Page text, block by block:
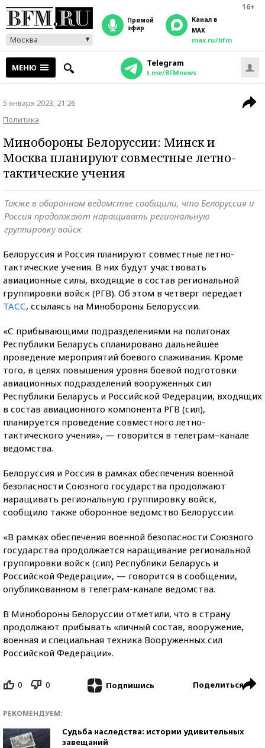
16+
Москва
прямой
эфир
Канал в
MAX
max.ru/bfm
МЕНЮ Telegram
t.me/BFMnews
5 января 2023, 21:26
Политика
Минобороны Белоруссии: Минск и
Москва планируют совместные летно-
тактические учения
Также в оборонном ведомстве сообщили, что Белоруссия и
Россия продолжают наращивать региональную
группировку войск
Белоруссия и Россия планируют совместные летно-
тактические учения. В них будут участвовать
авиационные силы, входящие в состав региональной
группировки войск (РГВ). Об этом в четверг передает
ТАСС, ссылаясь на Минобороны Белоруссии.
«С прибывающими подразделениями на полигонах
Республики Беларусь спланировано дальнейшее
проведение мероприятий боевого слаживания. Кроме
того, в целях повышения уровня боевой подготовки
авиационных подразделений вооруженных сил
Республики Беларусь и Российской Федерации, входящих
в состав авиационного компонента РГВ (сил),
планируется проведение совместного летно-
тактического учения», — говорится в телеграм–канале
ведомства.
Белоруссия и Россия в рамках обеспечения военной
безопасности Союзного государства продолжают
наращивать региональную группировку войск,
сообщило также оборонное ведомство Белоруссии.
«В рамках обеспечения военной безопасности Союзного
государства продолжается наращивание региональной
группировки войск (сил) Республики Беларусь и
Российской Федерации», — говорится в сообщении,
опубликованном в телеграм-канале ведомства.
В Минобороны Белоруссии отметили, что в страну
продолжают прибывать «личный состав, вооружение,
военная и специальная техника Вооруженных сил
Российской Федерации».
0 0 Подпишись Поделиться
РЕКОМЕНДУЕМ:
Судьба наследства: истории удивительных
завещаний